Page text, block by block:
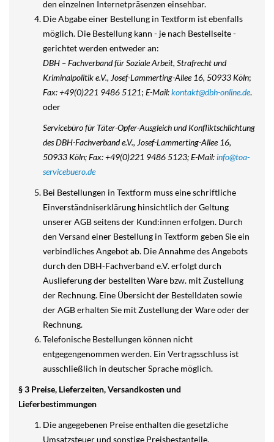
den einzelnen Internetpräsenzen einsehbar.
Die Abgabe einer Bestellung in Textform ist ebenfalls
möglich. Die Bestellung kann - je nach Bestellseite -
gerichtet werden entweder an:
DBH – Fachverband für Soziale Arbeit, Strafrecht und
Kriminalpolitik e.V., Josef-Lammerting-Allee 16, 50933 Köln;
Fax: +49(0)221 9486 5121; E-Mail:kontakt@dbh-online.de.
oder
Servicebüro für Täter-Opfer-Ausgleich und Konfliktschlichtung
des DBH-Fachverband e.V., Josef-Lammerting-Allee 16,
50933 Köln; Fax: +49(0)221 9486 5123; E-Mail:info@toa-
servicebuero.de
Bei Bestellungen in Textform muss eine schriftliche
Einverständniserklärung hinsichtlich der Geltung
unserer AGB seitens der Kund:innen erfolgen. Durch
den Versand einer Bestellung in Textform geben Sie ein
verbindliches Angebot ab. Die Annahme des Angebots
durch den DBH-Fachverband e.V. erfolgt durch
Auslieferung der bestellten Ware bzw. mit Zustellung
der Rechnung. Eine Übersicht der Bestelldaten sowie
der AGB erhalten Sie mit Zustellung der Ware oder der
Rechnung.
Telefonische Bestellungen können nicht
entgegengenommen werden. Ein Vertragsschluss ist
ausschließlich in deutscher Sprache möglich.
§ 3 Preise, Lieferzeiten, Versandkosten und
Lieferbestimmungen
Die angegebenen Preise enthalten die gesetzliche
Umsatzsteuer und sonstige Preisbestanteile.